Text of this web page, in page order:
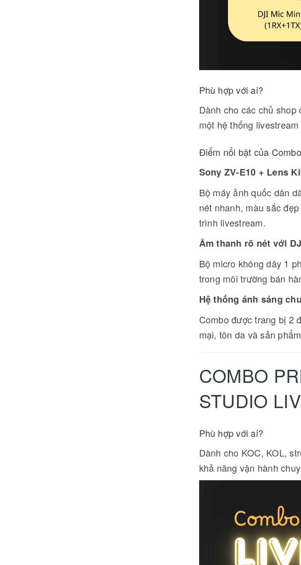
Phù hợp với ai?
Dành cho các chủ
một hệ thống
Điểm nổi bật của Combo
Sony ZV-E10 + Lens
Bộ máy ảnh quốc dân
nét nhanh, màu sắc
trình livestream.
Âm thanh rõ nét với
Bộ micro không dây 1
trong môi trường bán
Hệ thống ánh sáng
Combo được trang bị 2
mại, tôn da và sản
COMBO
STUDIO
Phù hợp với ai?
Dành cho KOC, KOL,
khả năng vận hành